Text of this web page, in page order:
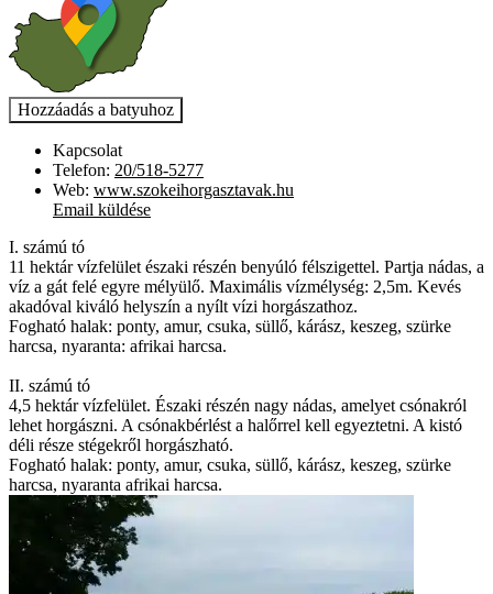
Kapcsolat
Telefon: 20/518-5277
Web: www.szokeihorgasztavak.hu
Email küldése
I. számú tó
11 hektár vízfelület északi részén benyúló félszigettel. Partja nádas, a
víz a gát felé egyre mélyülő. Maximális vízmélység: 2,5m. Kevés
akadóval kiváló helyszín a nyílt vízi horgászathoz.
Fogható halak: ponty, amur, csuka, süllő, kárász, keszeg, szürke
harcsa, nyaranta: afrikai harcsa.
II. számú tó
4,5 hektár vízfelület. Északi részén nagy nádas, amelyet csónakról
lehet horgászni. A csónakbérlést a halőrrel kell egyeztetni. A kistó
déli része stégekről horgászható.
Fogható halak: ponty, amur, csuka, süllő, kárász, keszeg, szürke
harcsa, nyaranta afrikai harcsa.